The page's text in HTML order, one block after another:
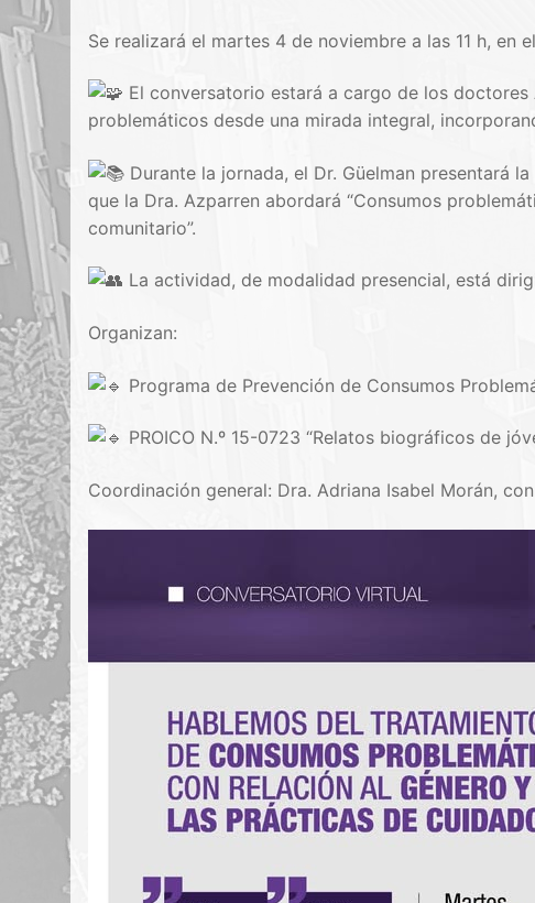
Se realizará el martes 4 de noviembre a las 11 h, en
El conversatorio estará a cargo de los
problemáticos desde una mirada integral,
Durante la jornada, el Dr. Güelman presentará
que la Dra. Azparren abordará “Consumos
comunitario”.
La actividad, de modalidad presencial, está
Organizan:
Programa de Prevención de Consumos
PROICO N.º 15-0723 “Relatos biográficos de
Coordinación general: Dra. Adriana Isabel Morán,